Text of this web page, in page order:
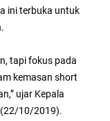
ini terbuka untuk
tapi fokus pada
kemasan short
ujar Kepala
(22/10/2019).